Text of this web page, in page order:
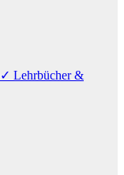
✓ Lehrbücher &